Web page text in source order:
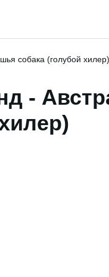
собака (голубой хилер)
-